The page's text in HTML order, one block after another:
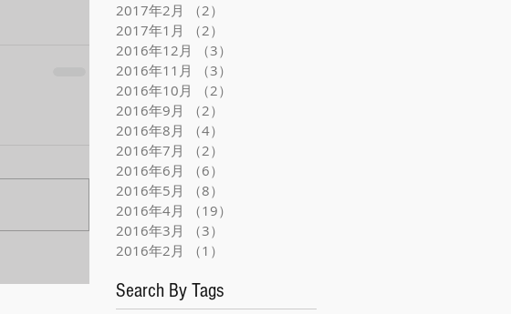
2017年2月
（2）
2017年1月
（2）
2016年12月
（3）
2016年11月
（3）
2016年10月
（2）
2016年9月
（2）
2016年8月
（4）
2016年7月
（2）
2016年6月
（6）
2016年5月
（8）
2016年4月
（19）
2016年3月
（3）
2016年2月
（1）
Search By Tags